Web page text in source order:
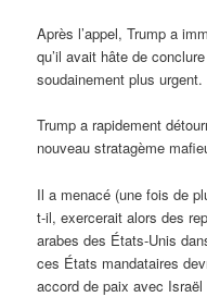
Après l’appel, Trump a
qu’il avait hâte de
soudainement plus urgent.
Trump a rapidement
nouveau stratagème
Il a menacé (une fois de
t-il, exercerait alors des
arabes des États-Unis
ces États mandataires
accord de paix avec Israël